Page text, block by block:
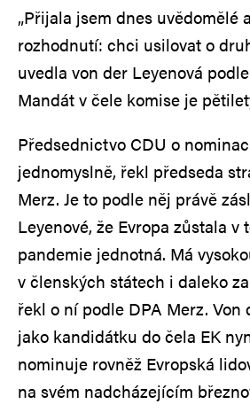
„Přijala jsem dnes uvědomělé
rozhodnutí: chci usilovat o
uvedla von der Leyenová
Mandát v čele komise je
Předsednictvo CDU o
jednomyslně, řekl předseda
Merz. Je to podle něj právě
Leyenové, že Evropa zůstala v
pandemie jednotná. Má
v členských státech i daleko
řekl o ní podle DPA Merz. Von
jako kandidátku do čela EK
nominuje rovněž Evropská
na svém nadcházejícím